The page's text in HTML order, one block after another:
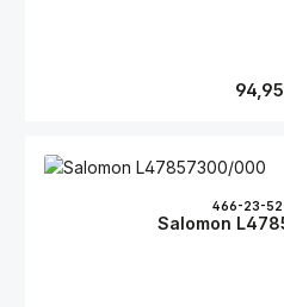
466-23-
Salomon